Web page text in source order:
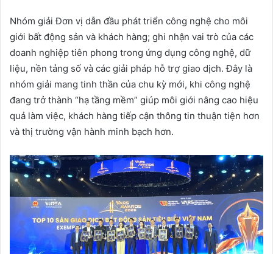
Nhóm giải Đơn vị dẫn đầu phát triển công nghệ cho môi
giới bất động sản và khách hàng; ghi nhận vai trò của các
doanh nghiệp tiên phong trong ứng dụng công nghệ, dữ
liệu, nền tảng số và các giải pháp hỗ trợ giao dịch. Đây là
nhóm giải mang tinh thần của chu kỳ mới, khi công nghệ
đang trở thành “hạ tầng mềm” giúp môi giới nâng cao hiệu
quả làm việc, khách hàng tiếp cận thông tin thuận tiện hơn
và thị trường vận hành minh bạch hơn.